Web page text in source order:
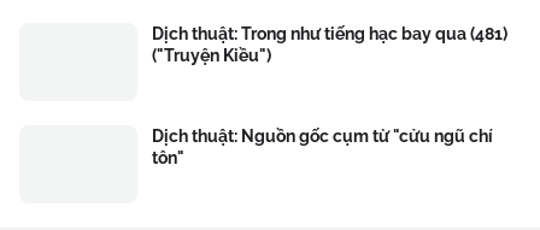
Dịch thuật: Trong như tiếng hạc bay qua (481)
("Truyện Kiều")
Dịch thuật: Nguồn gốc cụm từ "cửu ngũ chí
tôn"